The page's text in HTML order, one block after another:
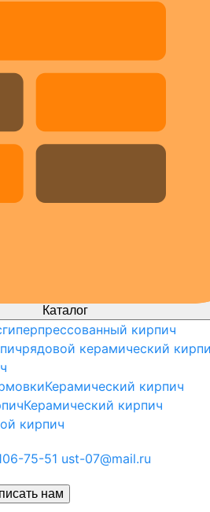
Каталог
гиперпрессованный кирпич
рядовой керамический
Керамический кирпич
Керамический кирпич
кирпич
75-51 ust-07@mail.ru
нам